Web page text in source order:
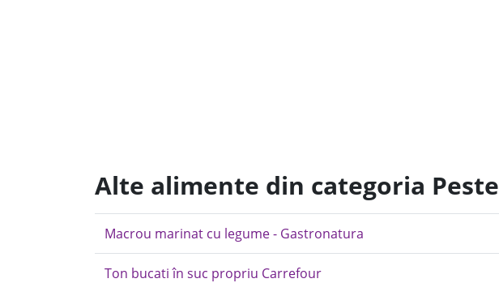
Alte alimente din categoria Peste
Macrou marinat cu legume - Gastronatura
Ton bucati în suc propriu Carrefour